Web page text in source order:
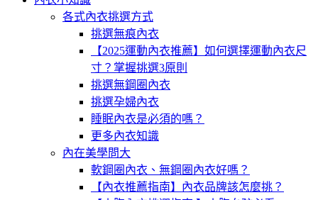
各式內衣挑選方式
挑選無痕內衣
【2025運動內衣推薦】如何選擇運動內衣尺
寸？掌握挑選3原則
挑選無鋼圈內衣
挑選孕婦內衣
睡眠內衣是必須的嗎？
更多內衣知識
內在美學問大
軟鋼圈內衣、無鋼圈內衣好嗎？
【內衣推薦指南】內衣品牌該怎麼挑？